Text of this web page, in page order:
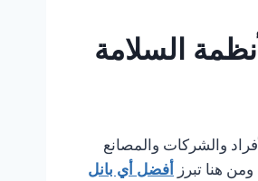
والشركات والمصانع
هنا تبرز أفضل أي بانل